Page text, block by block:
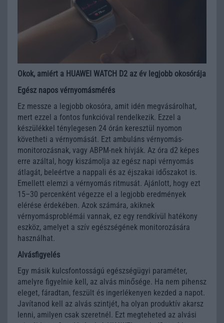
Okok, amiért a HUAWEI WATCH D2 az év legjobb okosórája
Egész napos vérnyomásmérés
Ez messze a legjobb okosóra, amit idén megvásárolhat,
mert ezzel a fontos funkcióval rendelkezik. Ezzel a
készülékkel ténylegesen 24 órán keresztül nyomon
követheti a vérnyomását. Ezt ambuláns vérnyomás-
monitorozásnak, vagy ABPM-nek hívják. Az óra d2 képes
erre azáltal, hogy kiszámolja az egész napi vérnyomás
átlagát, beleértve a nappali és az éjszakai időszakot is.
Emellett elemzi a vérnyomás ritmusát. Ajánlott, hogy ezt
15–30 percenként végezze el a legjobb eredmények
elérése érdekében. Azok számára, akiknek
vérnyomásproblémái vannak, ez egy rendkívül hatékony
eszköz, amelyet a szív egészségének monitorozására
használhat.
Alvásfigyelés
Egy másik kulcsfontosságú egészségügyi paraméter,
amelyre figyelnie kell, az alvás minősége. Ha nem pihensz
eleget, fáradtan, feszült és ingerlékenyen kezded a napot.
Javítanod kell az alvás szintjét, ha olyan produktív akarsz
lenni, amilyen csak szeretnél. Ezt megteheted az alvási